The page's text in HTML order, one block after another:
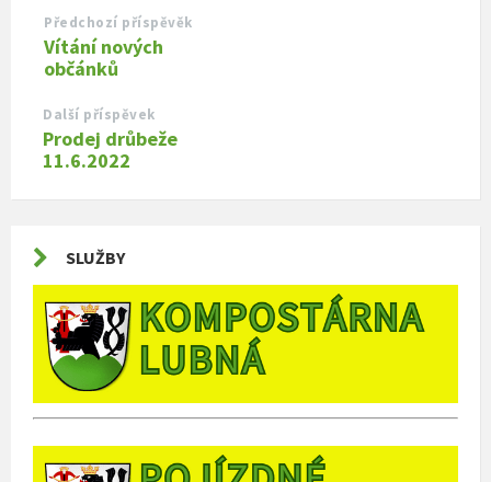
Předchozí příspěvěk
Vítání nových
občánků
Další příspěvek
Prodej drůbeže
11.6.2022
SLUŽBY